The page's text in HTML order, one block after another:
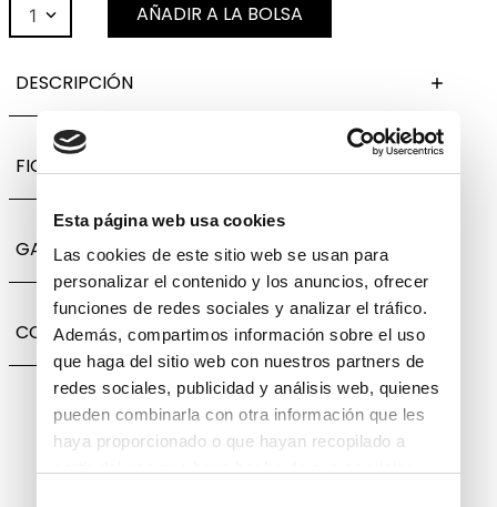
Esta página web usa cookies
Las cookies de este sitio web se usan para
personalizar el contenido y los anuncios, ofrecer
funciones de redes sociales y analizar el tráfico.
Además, compartimos información sobre el uso
que haga del sitio web con nuestros partners de
redes sociales, publicidad y análisis web, quienes
pueden combinarla con otra información que les
haya proporcionado o que hayan recopilado a
1 AÑADIR A LA BOLSA
DESCRIPCIÓN
FICHA TÉCNICA
GARANTÍA, CAMBIOS Y DEVOLUCIONES
COMPARTIR